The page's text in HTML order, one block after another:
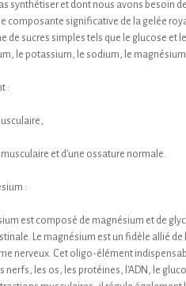
synthétiser et dont nous avons besoin
composante significative de la gelée
de sucres simples tels que le glucose et
le potassium, le sodium, le
:
et d’une ossature normale.
:
est composé de magnésium et de
Le magnésium est un fidèle allié
nerveux. Cet oligo-élément
nerfs, les os, les protéines, l'ADN, le